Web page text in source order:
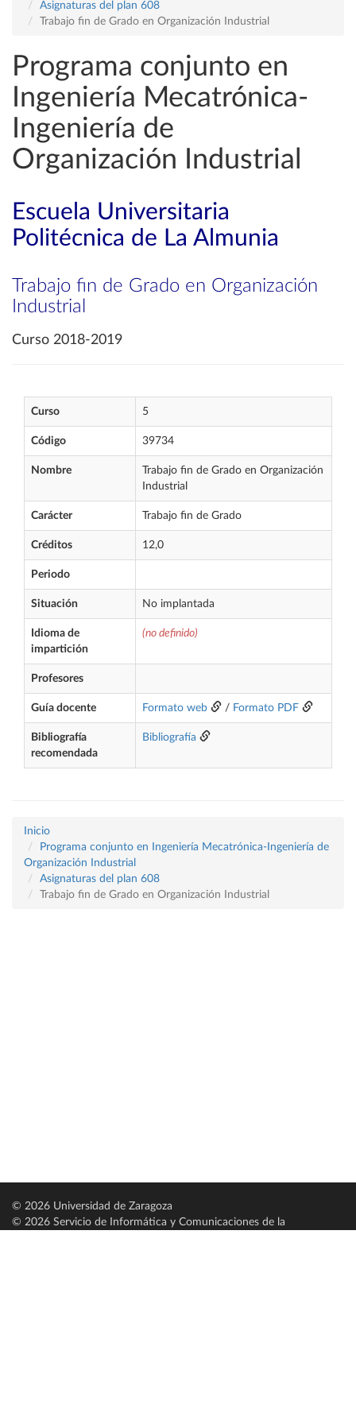
Asignaturas del plan 608
Trabajo fin de Grado en Organización Industrial
Programa conjunto en
Ingeniería Mecatrónica-
Ingeniería de
Organización Industrial
Escuela Universitaria
Politécnica de La Almunia
Trabajo fin de Grado en Organización
Industrial
Curso 2018-2019
Curso 5
Código 39734
Nombre
Trabajo fin de Grado en Organización
Industrial
Carácter Trabajo fin de Grado
Créditos 12,0
Periodo
Situación No implantada
Idioma de
impartición
(no definido)
Profesores
Guía docente Formato web / Formato PDF
Bibliografía
recomendada
Bibliografía
Inicio
Programa conjunto en Ingeniería Mecatrónica-Ingeniería de
Organización Industrial
Asignaturas del plan 608
Trabajo fin de Grado en Organización Industrial
© 2026 Universidad de Zaragoza
© 2026 Servicio de Informática y Comunicaciones de la